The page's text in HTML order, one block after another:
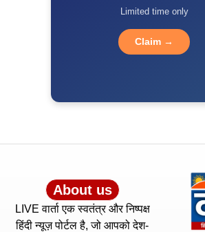
Limited time only
Claim →
About us
LIVE वार्ता एक स्वतंत्र और निष्पक्ष
हिंदी न्यूज़ पोर्टल है, जो आपको देश-